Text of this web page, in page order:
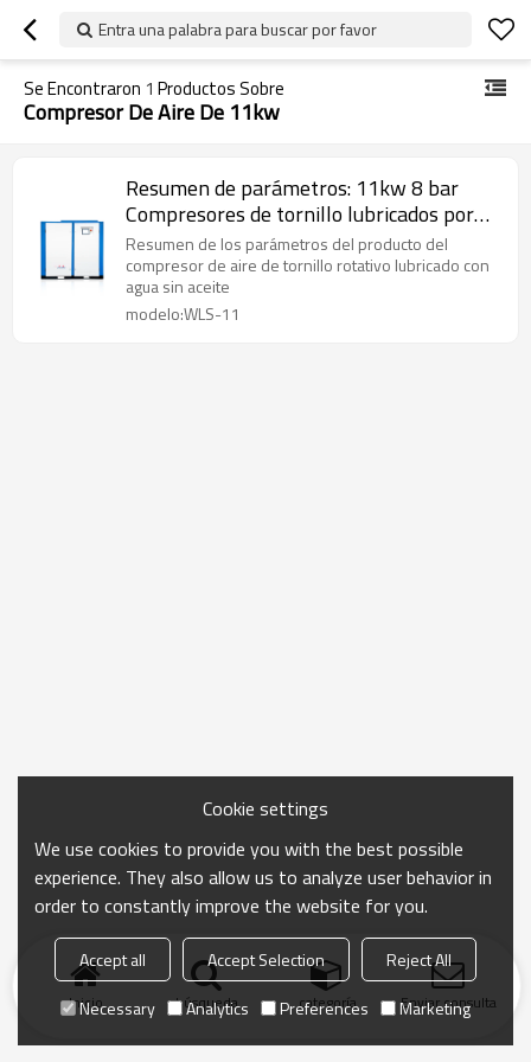
Entra una palabra para buscar por favor
Se Encontraron 1 Productos Sobre
Compresor De Aire De 11kw
Resumen de parámetros: 11kw 8 bar
Compresores de tornillo lubricados por
agua 0.7/0.8/1.0/1.25 MPa
Resumen de los parámetros del producto del
compresor de aire de tornillo rotativo lubricado con
agua sin aceite
modelo:WLS-11
Inicio búsqueda categoría Enviar consulta
Cookie settings
We use cookies to provide you with the best possible
experience. They also allow us to analyze user behavior in
order to constantly improve the website for you.
Accept all Accept Selection
Reject All
Necessary
Analytics Preferences Marketing